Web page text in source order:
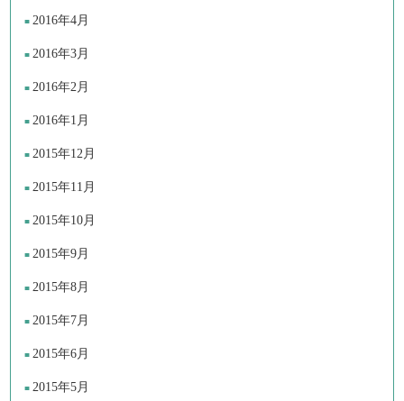
2016年4月
2016年3月
2016年2月
2016年1月
2015年12月
2015年11月
2015年10月
2015年9月
2015年8月
2015年7月
2015年6月
2015年5月